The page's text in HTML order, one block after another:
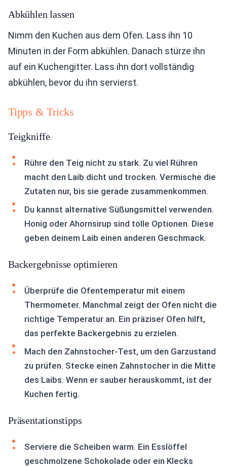
Abkühlen lassen
Nimm den Kuchen aus dem Ofen. Lass ihn 10
Minuten in der Form abkühlen. Danach stürze ihn
auf ein Kuchengitter. Lass ihn dort vollständig
abkühlen, bevor du ihn servierst.
Tipps & Tricks
Teigkniffe
Rühre den Teig nicht zu stark. Zu viel Rühren
macht den Laib dicht und trocken. Vermische die
Zutaten nur, bis sie gerade zusammenkommen.
Du kannst alternative Süßungsmittel verwenden.
Honig oder Ahornsirup sind tolle Optionen. Diese
geben deinem Laib einen anderen Geschmack.
Backergebnisse optimieren
Überprüfe die Ofentemperatur mit einem
Thermometer. Manchmal zeigt der Ofen nicht die
richtige Temperatur an. Ein präziser Ofen hilft,
das perfekte Backergebnis zu erzielen.
Mach den Zahnstocher-Test, um den Garzustand
zu prüfen. Stecke einen Zahnstocher in die Mitte
des Laibs. Wenn er sauber herauskommt, ist der
Kuchen fertig.
Präsentationstipps
Serviere die Scheiben warm. Ein Esslöffel
geschmolzene Schokolade oder ein Klecks